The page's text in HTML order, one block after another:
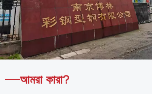
আমরা কারা?